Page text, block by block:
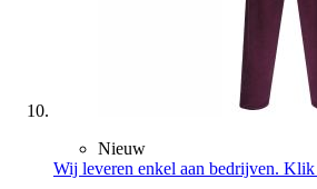
Nieuw
Wij leveren enkel aan bedrijven.